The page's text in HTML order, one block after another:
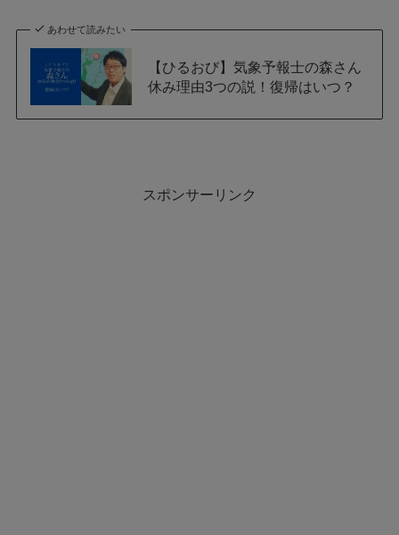
あわせて読みたい
【ひるおび】気象予報士の森さん
休み理由3つの説！復帰はいつ？
スポンサーリンク